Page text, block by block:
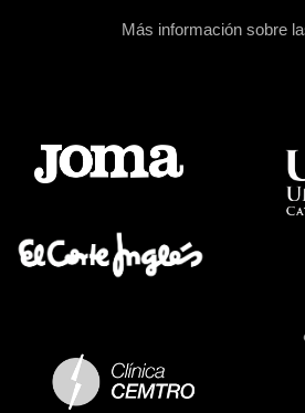
Más información sobre